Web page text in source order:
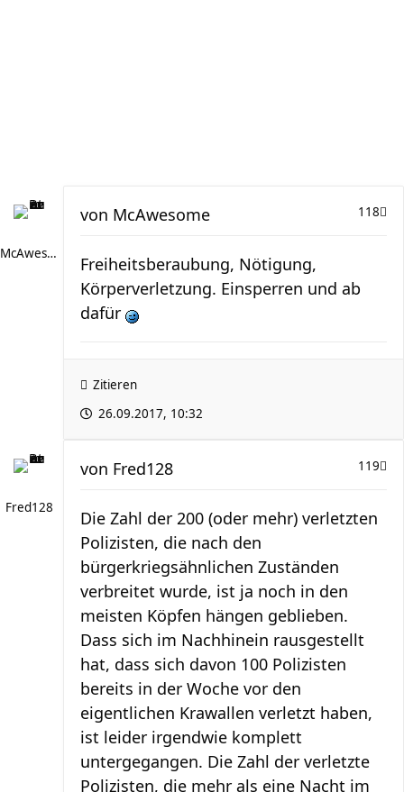
McAwesome
118
von McAwesome
Freiheitsberaubung, Nötigung,
Körperverletzung. Einsperren und ab
dafür
Zitieren
26.09.2017, 10:32
Fred128
119
von Fred128
Die Zahl der 200 (oder mehr) verletzten
Polizisten, die nach den
bürgerkriegsähnlichen Zuständen
verbreitet wurde, ist ja noch in den
meisten Köpfen hängen geblieben.
Dass sich im Nachhinein rausgestellt
hat, dass sich davon 100 Polizisten
bereits in der Woche vor den
eigentlichen Krawallen verletzt haben,
ist leider irgendwie komplett
untergegangen. Die Zahl der verletzte
Polizisten, die mehr als eine Nacht im